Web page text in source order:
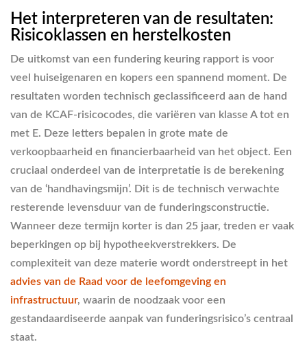
Het interpreteren van de resultaten:
Risicoklassen en herstelkosten
De uitkomst van een fundering keuring rapport is voor
veel huiseigenaren en kopers een spannend moment. De
resultaten worden technisch geclassificeerd aan de hand
van de KCAF-risicocodes, die variëren van klasse A tot en
met E. Deze letters bepalen in grote mate de
verkoopbaarheid en financierbaarheid van het object. Een
cruciaal onderdeel van de interpretatie is de berekening
van de ‘handhavingsmijn’. Dit is de technisch verwachte
resterende levensduur van de funderingsconstructie.
Wanneer deze termijn korter is dan 25 jaar, treden er vaak
beperkingen op bij hypotheekverstrekkers. De
complexiteit van deze materie wordt onderstreept in het
advies van de Raad voor de leefomgeving en
infrastructuur, waarin de noodzaak voor een
gestandaardiseerde aanpak van funderingsrisico’s centraal
staat.